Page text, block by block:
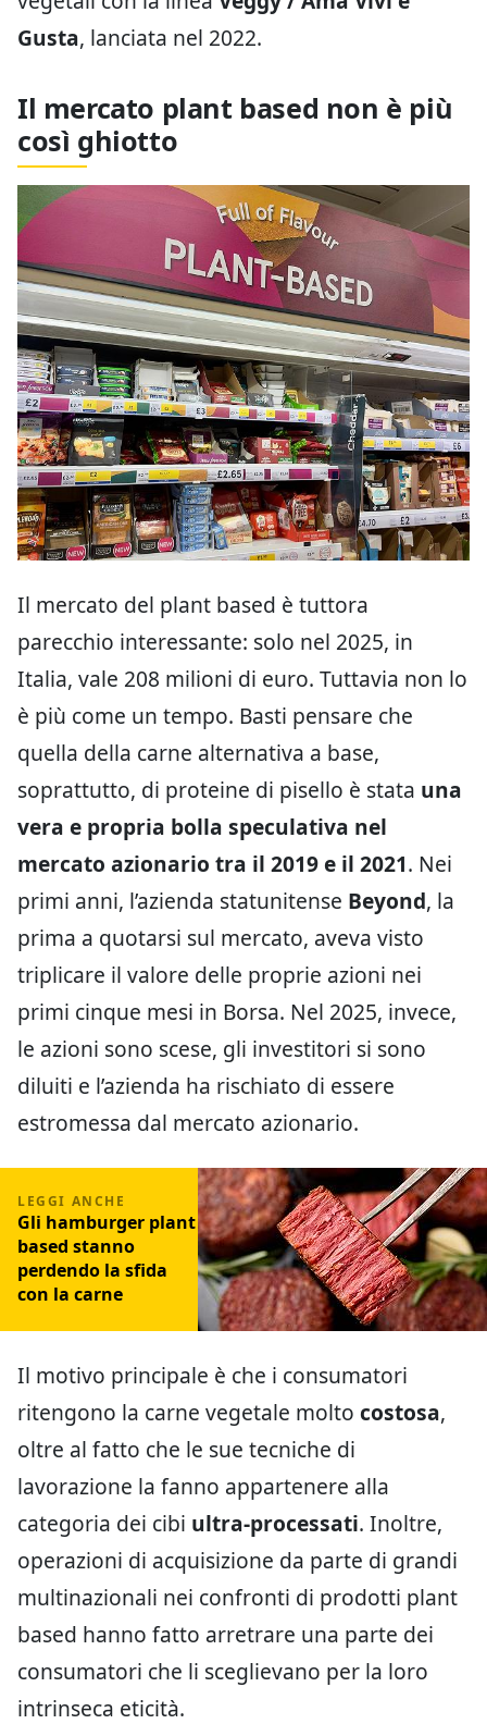
Gusta, lanciata nel 2022.
Il mercato plant based non è più
così ghiotto
Il mercato del plant based è tuttora
parecchio interessante: solo nel 2025, in
Italia, vale 208 milioni di euro. Tuttavia non lo
è più come un tempo. Basti pensare che
quella della carne alternativa a base,
soprattutto, di proteine di pisello è stata una
vera e propria bolla speculativa nel
mercato azionario tra il 2019 e il 2021. Nei
primi anni, l’azienda statunitense Beyond, la
prima a quotarsi sul mercato, aveva visto
triplicare il valore delle proprie azioni nei
primi cinque mesi in Borsa. Nel 2025, invece,
le azioni sono scese, gli investitori si sono
diluiti e l’azienda ha rischiato di essere
estromessa dal mercato azionario.
Gli hamburger plant
based stanno
perdendo la sfida
con la carne
Il motivo principale è che i consumatori
ritengono la carne vegetale molto costosa,
oltre al fatto che le sue tecniche di
lavorazione la fanno appartenere alla
categoria dei cibi ultra-processati. Inoltre,
operazioni di acquisizione da parte di grandi
multinazionali nei confronti di prodotti plant
based hanno fatto arretrare una parte dei
consumatori che li sceglievano per la loro
intrinseca eticità.